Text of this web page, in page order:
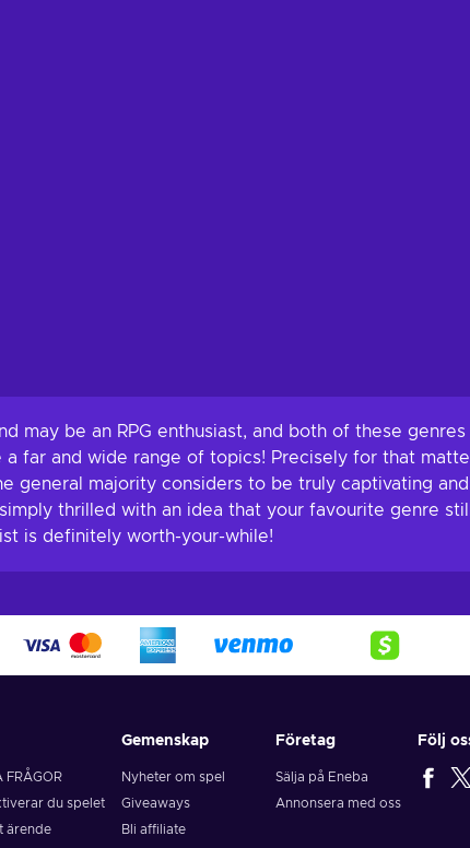
may be an RPG enthusiast, and both of these
far and wide range of topics! Precisely for that
general majority considers to be truly captivating
thrilled with an idea that your favourite genre
is definitely worth-your-while!
FRÅGOR
du spelet
ärende
Gemenskap
Nyheter om spel
Giveaways
Bli affiliate
Företag
Sälja på Eneba
Annonsera med oss
Följ